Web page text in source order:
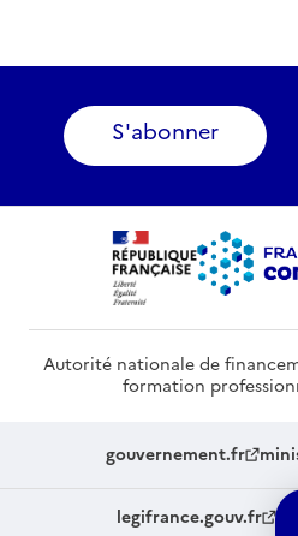
S'abonner
Autorité nationale de
formation
gouvernement.fr
legifrance.gouv.fr